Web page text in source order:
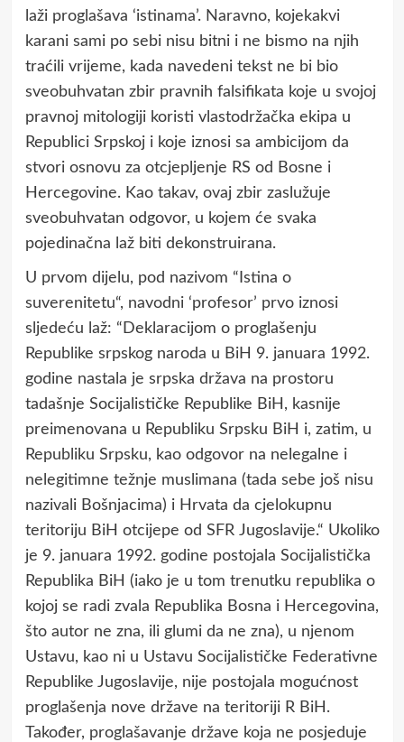
laži proglašava ‘istinama’. Naravno, kojekakvi
karani sami po sebi nisu bitni i ne bismo na njih
traćili vrijeme, kada navedeni tekst ne bi bio
sveobuhvatan zbir pravnih falsifikata koje u svojoj
pravnoj mitologiji koristi vlastodržačka ekipa u
Republici Srpskoj i koje iznosi sa ambicijom da
stvori osnovu za otcjepljenje RS od Bosne i
Hercegovine. Kao takav, ovaj zbir zaslužuje
sveobuhvatan odgovor, u kojem će svaka
pojedinačna laž biti dekonstruirana.
U prvom dijelu, pod nazivom “Istina o
suverenitetu“, navodni ‘profesor’ prvo iznosi
sljedeću laž: “Deklaraciјom o proglašenju
Republike srpskog naroda u BiH 9. јanuara 1992.
godine nastala јe srpska država na prostoru
tadašnje Sociјalističke Republike BiH, kasniјe
preimenovana u Republiku Srpsku BiH i, zatim, u
Republiku Srpsku, kao odgovor na nelegalne i
nelegitimne težnje muslimana (tada sebe јoš nisu
nazivali Bošnjacima) i Hrvata da cјelokupnu
teritoriјu BiH otciјepe od SFR Јugoslaviјe.“ Ukoliko
je 9. januara 1992. godine postojala Socijalistička
Republika BiH (iako je u tom trenutku republika o
kojoj se radi zvala Republika Bosna i Hercegovina,
što autor ne zna, ili glumi da ne zna), u njenom
Ustavu, kao ni u Ustavu Socijalističke Federativne
Republike Jugoslavije, nije postojala mogućnost
proglašenja nove države na teritoriji R BiH.
Također, proglašavanje države koja ne posjeduje